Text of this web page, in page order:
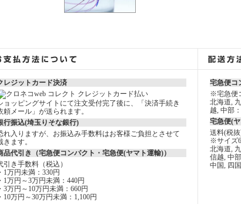
レジットカード決済
ョッピングサイトにて注文受付完了後に、「決済手続き
頼メール」が送られます。
行振込(埼玉りそな銀行)
れ入りますが、お振込み手数料はお客様ご負担とさせて
きます。
品代引き（宅急便コンパクト・宅急便(ヤマト運輸)）
引き手数料（税込）
・1万円未満：330円
・1万円～3万円未満：440円
・3万円～10万円未満：660円
・10万円～30万円未満：1,100円
宅急便コ
※宅急便
北海道,
越, 中部
宅急便(
送料(税
※サイズ
北海道,
信越, 中部
中国, 四